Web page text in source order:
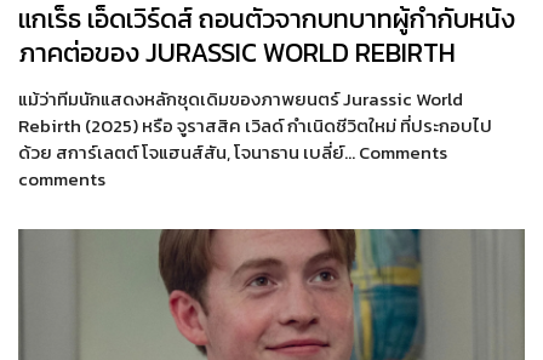
แกเร็ธ เอ็ดเวิร์ดส์ ถอนตัวจากบทบาทผู้กำกับหนัง
ภาคต่อของ JURASSIC WORLD REBIRTH
แม้ว่าทีมนักแสดงหลักชุดเดิมของภาพยนตร์ Jurassic World
Rebirth (2025) หรือ จูราสสิค เวิลด์ กำเนิดชีวิตใหม่ ที่ประกอบไป
ด้วย สการ์เลตต์ โจแฮนส์สัน, โจนาธาน เบลี่ย์… Comments
comments